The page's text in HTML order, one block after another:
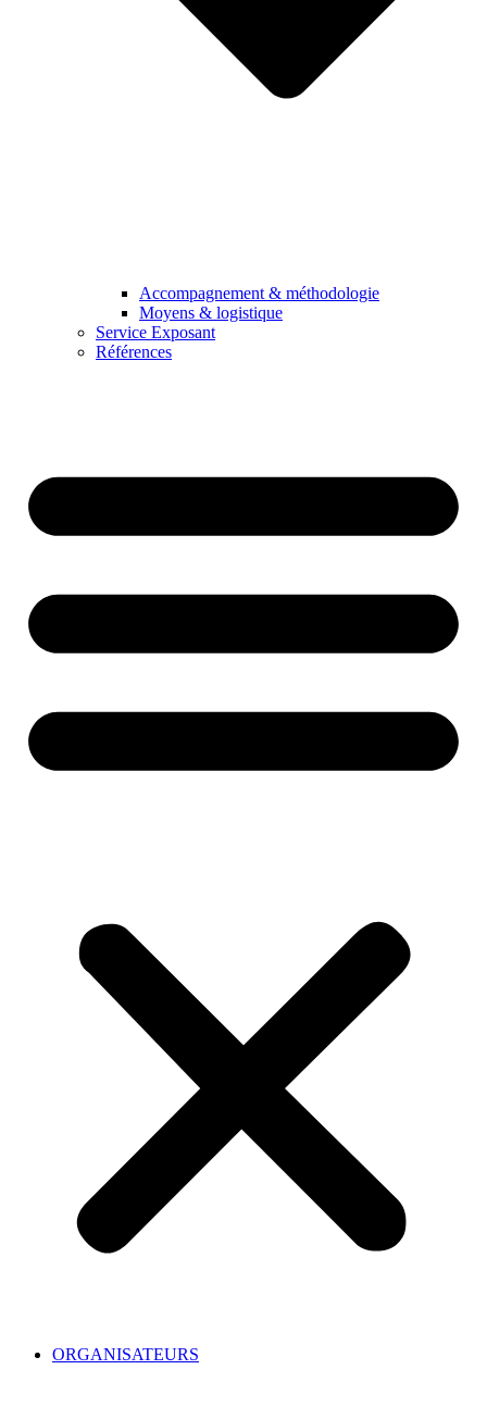
Accompagnement & méthodologie
Moyens & logistique
Service Exposant
Références
ORGANISATEURS